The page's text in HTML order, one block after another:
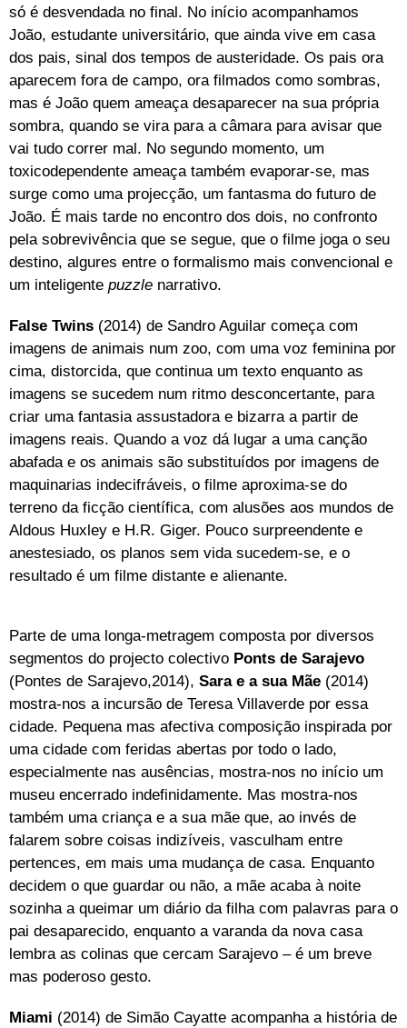
só é desvendada no final. No início acompanhamos
João, estudante universitário, que ainda vive em casa
dos pais, sinal dos tempos de austeridade. Os pais ora
aparecem fora de campo, ora filmados como sombras,
mas é João quem ameaça desaparecer na sua própria
sombra, quando se vira para a câmara para avisar que
vai tudo correr mal. No segundo momento, um
toxicodependente ameaça também evaporar-se, mas
surge como uma projecção, um fantasma do futuro de
João. É mais tarde no encontro dos dois, no confronto
pela sobrevivência que se segue, que o filme joga o seu
destino, algures entre o formalismo mais convencional e
um inteligente puzzle narrativo.
False Twins (2014) de Sandro Aguilar começa com
imagens de animais num zoo, com uma voz feminina por
cima, distorcida, que continua um texto enquanto as
imagens se sucedem num ritmo desconcertante, para
criar uma fantasia assustadora e bizarra a partir de
imagens reais. Quando a voz dá lugar a uma canção
abafada e os animais são substituídos por imagens de
maquinarias indecifráveis, o filme aproxima-se do
terreno da ficção científica, com alusões aos mundos de
Aldous Huxley e H.R. Giger. Pouco surpreendente e
anestesiado, os planos sem vida sucedem-se, e o
resultado é um filme distante e alienante.
Parte de uma longa-metragem composta por diversos
segmentos do projecto colectivo Ponts de Sarajevo
(Pontes de Sarajevo,2014), Sara e a sua Mãe (2014)
mostra-nos a incursão de Teresa Villaverde por essa
cidade. Pequena mas afectiva composição inspirada por
uma cidade com feridas abertas por todo o lado,
especialmente nas ausências, mostra-nos no início um
museu encerrado indefinidamente. Mas mostra-nos
também uma criança e a sua mãe que, ao invés de
falarem sobre coisas indizíveis, vasculham entre
pertences, em mais uma mudança de casa. Enquanto
decidem o que guardar ou não, a mãe acaba à noite
sozinha a queimar um diário da filha com palavras para o
pai desaparecido, enquanto a varanda da nova casa
lembra as colinas que cercam Sarajevo – é um breve
mas poderoso gesto.
Miami (2014) de Simão Cayatte acompanha a história de